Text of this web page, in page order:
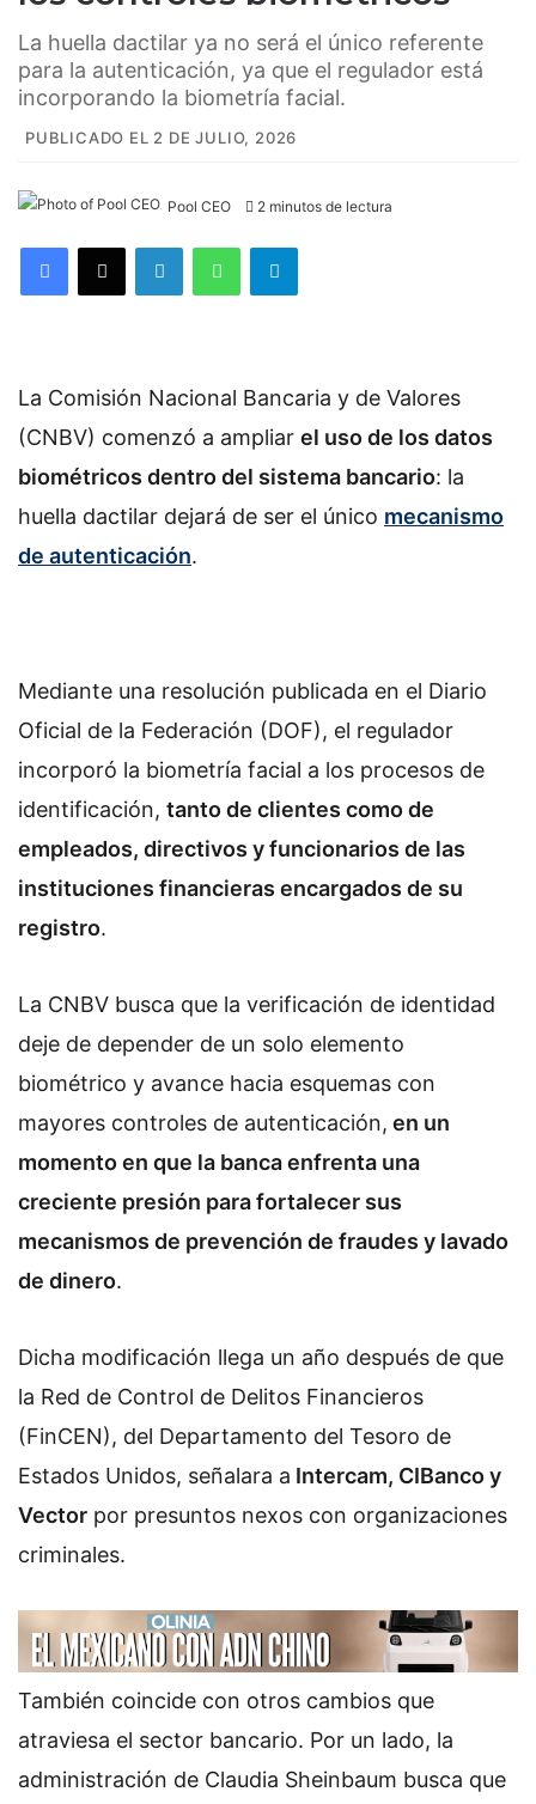
La huella dactilar ya no será el único referente
para la autenticación, ya que el regulador está
incorporando la biometría facial.
PUBLICADO EL 2 DE JULIO, 2026
Pool CEO 2 minutos de lectura
La Comisión Nacional Bancaria y de Valores
(CNBV) comenzó a ampliar el uso de los datos
biométricos dentro del sistema bancario: la
huella dactilar dejará de ser el único mecanismo
de autenticación.
Mediante una resolución publicada en el Diario
Oficial de la Federación (DOF), el regulador
incorporó la biometría facial a los procesos de
identificación, tanto de clientes como de
empleados, directivos y funcionarios de las
instituciones financieras encargados de su
registro.
La CNBV busca que la verificación de identidad
deje de depender de un solo elemento
biométrico y avance hacia esquemas con
mayores controles de autenticación, en un
momento en que la banca enfrenta una
creciente presión para fortalecer sus
mecanismos de prevención de fraudes y lavado
de dinero.
Dicha modificación llega un año después de que
la Red de Control de Delitos Financieros
(FinCEN), del Departamento del Tesoro de
Estados Unidos, señalara a Intercam, CIBanco y
Vector por presuntos nexos con organizaciones
criminales.
También coincide con otros cambios que
atraviesa el sector bancario. Por un lado, la
administración de Claudia Sheinbaum busca que